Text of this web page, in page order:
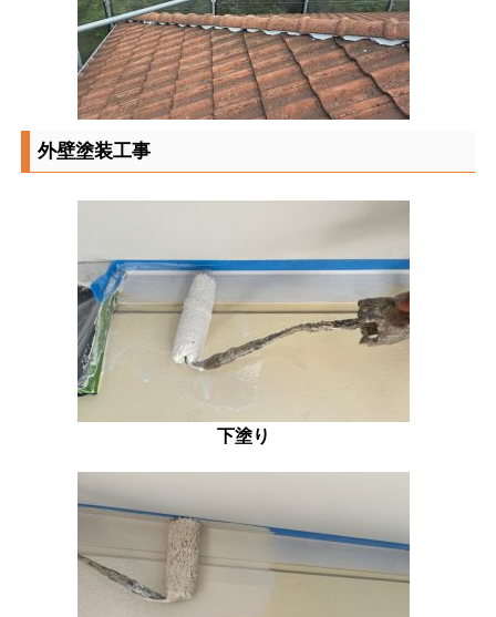
外壁塗装工事
下塗り